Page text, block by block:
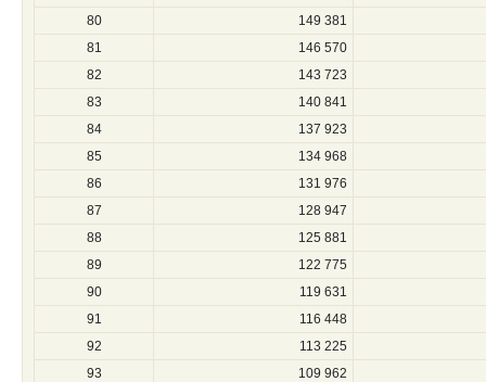
80
149 381
81
146 570
82
143 723
83
140 841
84
137 923
85
134 968
86
131 976
87
128 947
88
125 881
89
122 775
90
119 631
91
116 448
92
113 225
93
109 962